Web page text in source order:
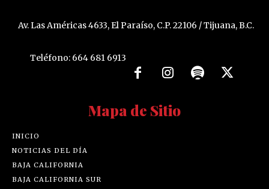
Av. Las Américas 4633, El Paraíso, C.P. 22106 / Tijuana, B.C.
Teléfono: 664 681 6913
Mapa de Sitio
INICIO
NOTICIAS DEL DÍA
BAJA CALIFORNIA
BAJA CALIFORNIA SUR